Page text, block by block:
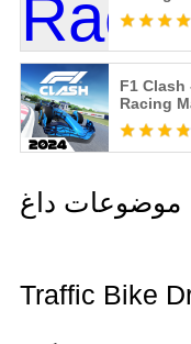
F1 Clash
Racing
موضوعات داغ
Traffic Bike